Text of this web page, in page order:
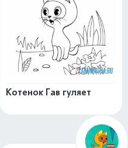
Котенок Гав гуляет